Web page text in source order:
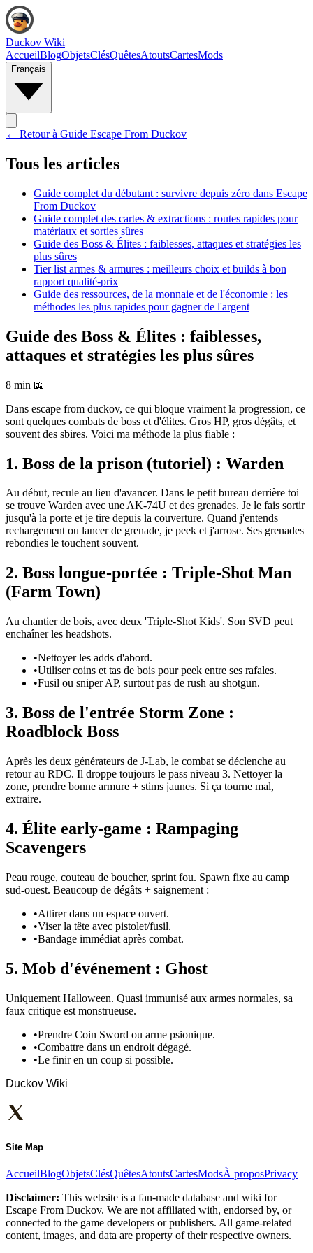
Duckov Wiki
AccueilBlogObjetsClésQuêtesAtoutsCartesMods
Français
← Retour à Guide Escape From Duckov
Tous les articles
Guide complet du débutant : survivre depuis zéro dans Escape
From Duckov
Guide complet des cartes & extractions : routes rapides pour
matériaux et sorties sûres
Guide des Boss & Élites : faiblesses, attaques et stratégies les
plus sûres
Tier list armes & armures : meilleurs choix et builds à bon
rapport qualité-prix
Guide des ressources, de la monnaie et de l'économie : les
méthodes les plus rapides pour gagner de l'argent
Guide des Boss & Élites : faiblesses,
attaques et stratégies les plus sûres
8 min 📖
Dans escape from duckov, ce qui bloque vraiment la progression, ce
sont quelques combats de boss et d'élites. Gros HP, gros dégâts, et
souvent des sbires. Voici ma méthode la plus fiable :
1. Boss de la prison (tutoriel) : Warden
Au début, recule au lieu d'avancer. Dans le petit bureau derrière toi
se trouve Warden avec une AK-74U et des grenades. Je le fais sortir
jusqu'à la porte et je tire depuis la couverture. Quand j'entends
rechargement ou lancer de grenade, je peek et j'arrose. Ses grenades
rebondies le touchent souvent.
2. Boss longue-portée : Triple-Shot Man
(Farm Town)
Au chantier de bois, avec deux 'Triple-Shot Kids'. Son SVD peut
enchaîner les headshots.
•Nettoyer les adds d'abord.
•Utiliser coins et tas de bois pour peek entre ses rafales.
•Fusil ou sniper AP, surtout pas de rush au shotgun.
3. Boss de l'entrée Storm Zone :
Roadblock Boss
Après les deux générateurs de J-Lab, le combat se déclenche au
retour au RDC. Il droppe toujours le pass niveau 3. Nettoyer la
zone, prendre bonne armure + stims jaunes. Si ça tourne mal,
extraire.
4. Élite early-game : Rampaging
Scavengers
Peau rouge, couteau de boucher, sprint fou. Spawn fixe au camp
sud-ouest. Beaucoup de dégâts + saignement :
•Attirer dans un espace ouvert.
•Viser la tête avec pistolet/fusil.
•Bandage immédiat après combat.
5. Mob d'événement : Ghost
Uniquement Halloween. Quasi immunisé aux armes normales, sa
faux critique est monstrueuse.
•Prendre Coin Sword ou arme psionique.
•Combattre dans un endroit dégagé.
•Le finir en un coup si possible.
Duckov Wiki
Site Map
AccueilBlogObjetsClésQuêtesAtoutsCartesModsÀ proposPrivacy
Disclaimer: This website is a fan-made database and wiki for
Escape From Duckov. We are not affiliated with, endorsed by, or
connected to the game developers or publishers. All game-related
content, images, and data are property of their respective owners.